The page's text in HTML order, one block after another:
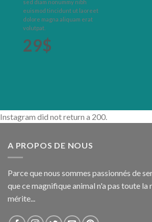
sed diam nonummy nibh
euismod tincidunt ut laoreet
dolore magna aliquam erat
volutpat.
29$
Instagram did not return a 200.
A PROPOS DE NOUS
Parce que nous sommes passionnés de
que ce magnifique animal n'a pas toute la
mérite...